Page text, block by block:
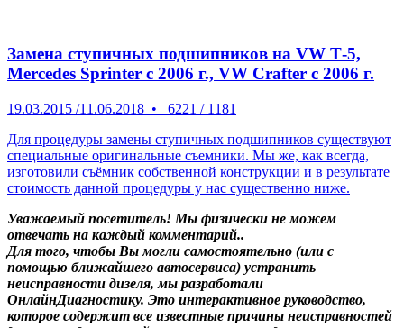
Замена ступичных подшипников на VW Т-5,
Mercedes Sprinter c 2006 г., VW Crafter с 2006 г.
19.03.2015 /11.06.2018 • 6221 / 1181
Для процедуры замены ступичных подшипников существуют
специальные оригинальные съемники. Мы же, как всегда,
изготовили съёмник собственной конструкции и в результате
стоимость данной процедуры у нас существенно ниже.
Уважаемый посетитель! Мы физически не можем
отвечать на каждый комментарий..
Для того, чтобы Вы могли самостоятельно (или с
помощью ближайшего автосервиса) устранить
неисправности дизеля, мы разработали
ОнлайнДиагностику. Это интерактивное руководство,
которое содержит все известные причины неисправностей